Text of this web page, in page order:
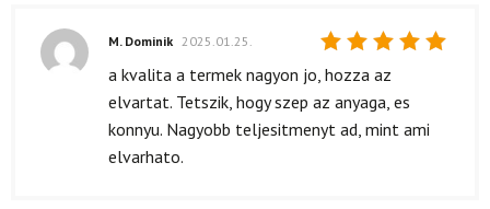
Értékelés:
M. Dominik 2025.01.25.
a kvalita a termek nagyon jo, hozza az
elvartat. Tetszik, hogy szep az anyaga, es
konnyu. Nagyobb teljesitmenyt ad, mint ami
elvarhato.